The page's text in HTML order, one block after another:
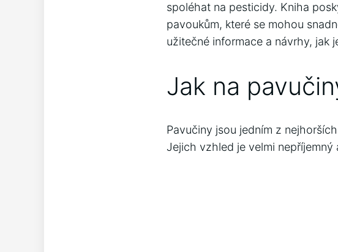
spoléhat na pesticidy. Kniha
pavoukům, které se mohou
užitečné informace a návrhy, jak
Jak na
Pavučiny jsou jedním z
Jejich vzhled je velmi